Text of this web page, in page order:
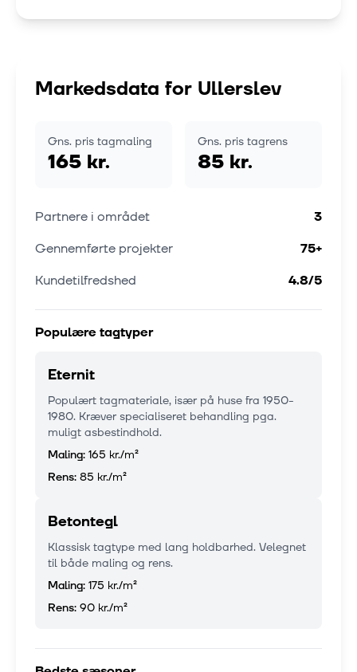
Markedsdata for Ullerslev
Gns. pris tagmaling
165 kr.
Gns. pris tagrens
85 kr.
Partnere i området
3
Gennemførte projekter
75+
Kundetilfredshed
4.8/5
Populære tagtyper
Eternit
Populært tagmateriale, især på huse fra 1950-
1980. Kræver specialiseret behandling pga.
muligt asbestindhold.
Maling: 165 kr./m²
Rens: 85 kr./m²
Betontegl
Klassisk tagtype med lang holdbarhed. Velegnet
til både maling og rens.
Maling: 175 kr./m²
Rens: 90 kr./m²